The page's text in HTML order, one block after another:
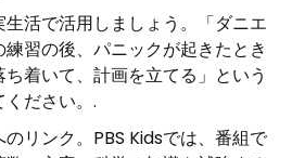
活で活用しましょう。「ダニエ
習の後、パニックが起きたとき
着いて、計画を立てる」という
ださい。.
リンク。PBS Kidsでは、番組で